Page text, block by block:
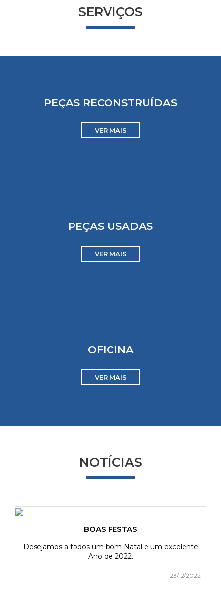
SERVIÇOS
PEÇAS RECONSTRUÍDAS
VER MAIS
PEÇAS USADAS
VER MAIS
OFICINA
VER MAIS
NOTÍCIAS
BOAS FESTAS
Desejamos a todos um bom Natal e um excelente
Ano de 2022.
23/12/2022